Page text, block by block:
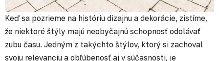
Keď sa pozrieme na históriu dizajnu a dekorácie, zistíme,
že niektoré štýly majú neobyčajnú schopnosť odolávať
zubu času. Jedným z takýchto štýlov, ktorý si zachoval
svoju relevanciu a obľúbenosť aj v súčasnosti, je